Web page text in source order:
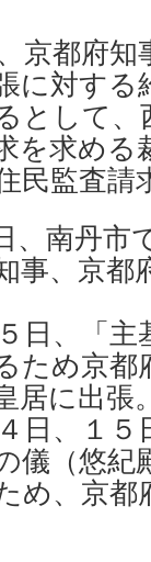
京都府
に対する
として、
を求める
民監査請
南丹市
事、京都
日、「主
ため京都
居に出張
日、１５
儀（悠紀
め、京都